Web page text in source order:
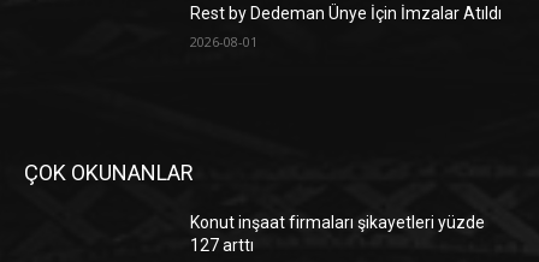
Rest by Dedeman Ünye İçin İmzalar Atıldı
2026-08-01
ÇOK OKUNANLAR
Konut inşaat firmaları şikayetleri yüzde
127 arttı